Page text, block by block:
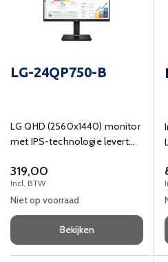
LG-24QP750-B
LG QHD (2560x1440) monitor
met IPS-technologie levert
ware kleur, met een 77%
scherpere resolutie dan Full
HD (1920X1080).
319,00
Incl. BTW
Niet op voorraad
Bekijken